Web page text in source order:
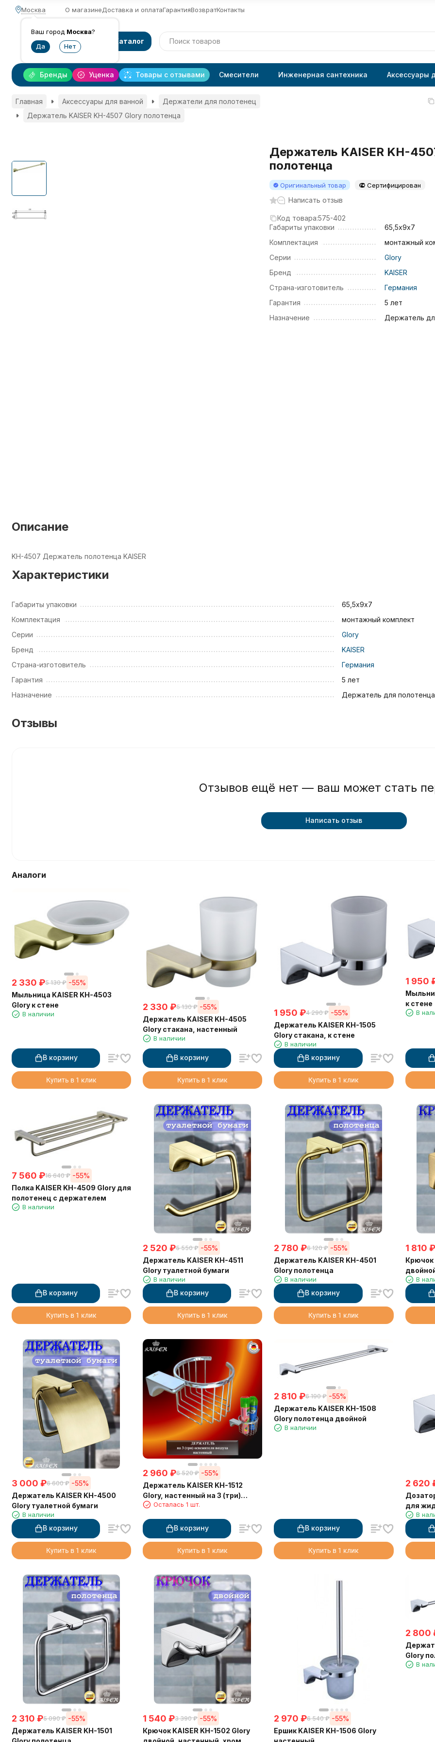
Москва
Ваш город Москва?
О магазинеДоставка и оплатаГарантияВозвратКонтакты
Каталог
Уценка Товары с отзывами
Бренды Смесители Инженерная сантехника Аксессуары
Главная Аксессуары для ванной
Держатели для полотенец
Держатель KAISER KH-4507 Glory полотенца
Держатель KAISER KH-
полотенца
Оригинальный товар Сертифицирован
Написать отзыв
Код товара:575-402
Габариты упаковки
65,5х9х7
Комплектация
монтажный
Серии
Glory
Бренд
KAISER
Страна-изготовитель
Германия
Гарантия
5 лет
Назначение
Держатель
Описание
KH-4507 Держатель полотенца KAISER
Характеристики
Габариты упаковки
65,5х9х7
Комплектация
монтажный комплект
Серии
Glory
Бренд
KAISER
Страна-изготовитель
Германия
Гарантия
5 лет
Назначение
Держатель для полотенца
Отзывы
Отзывов ещё нет — ваш может стать
Написать отзыв
Аналоги
2 330 ₽5 130 ₽ -55%
Мыльница KAISER KH-4503
Glory к стене
В наличии
В корзину
Купить в 1 клик
2 330 ₽5 130 ₽ -55%
Держатель KAISER KH-4505
Glory стакана, настенный
В наличии
В корзину
Купить в 1 клик
1 950 ₽4 290 ₽ -55%
Держатель KAISER KH-1505
Glory стакана, к стене
В наличии
В корзину
Купить в 1 клик
1 950
к стене
В
7 560 ₽16 640 ₽ -55%
Полка KAISER KH-4509 Glory для
полотенец с держателем
В наличии
В корзину
Купить в 1 клик
2 520 ₽5 550 ₽ -55%
Держатель KAISER KH-4511
Glory туалетной бумаги
В наличии
В корзину
Купить в 1 клик
2 780 ₽6 120 ₽ -55%
Держатель KAISER KH-4501
Glory полотенца
В наличии
В корзину
Купить в 1 клик
1 810 ₽
Крючок
В
3 000 ₽6 600 ₽ -55%
Держатель KAISER KH-4500
Glory туалетной бумаги
В наличии
В корзину
Купить в 1 клик
2 960 ₽6 520 ₽ -55%
Держатель KAISER KH-1512
Glory, настенный на 3 (три)
освежителя воздуха
Осталась 1 шт.
В корзину
Купить в 1 клик
2 810 ₽6 190 ₽ -55%
Держатель KAISER KH-1508
Glory полотенца двойной
В наличии
В корзину
Купить в 1 клик
2 620
для
В
2 310 ₽5 090 ₽ -55%
Держатель KAISER KH-1501
1 540 ₽3 390 ₽ -55%
Крючок KAISER KH-1502 Glory
2 970 ₽6 540 ₽ -55%
Ершик KAISER KH-1506 Glory
2 800
Glory
В